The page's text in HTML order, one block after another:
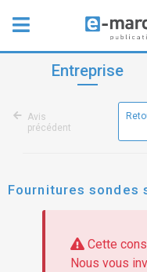
Entreprise
Avis
précédent
Fournitures sondes
Cette
Nous vous